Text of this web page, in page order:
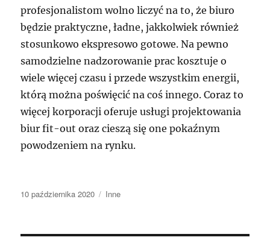
profesjonalistom wolno liczyć na to, że biuro
będzie praktyczne, ładne, jakkolwiek również
stosunkowo ekspresowo gotowe. Na pewno
samodzielne nadzorowanie prac kosztuje o
wiele więcej czasu i przede wszystkim energii,
którą można poświęcić na coś innego. Coraz to
więcej korporacji oferuje usługi projektowania
biur fit-out oraz cieszą się one pokaźnym
powodzeniem na rynku.
Data
10 października 2020 Kategorie
Inne